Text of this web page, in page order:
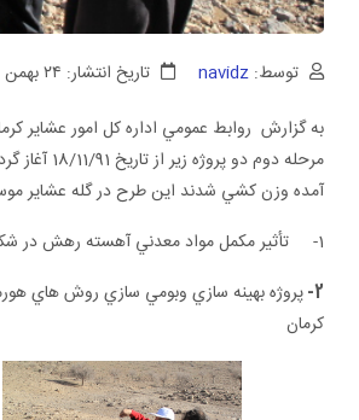
توسط: navidz تاریخ انتشار: ۲۴ بهمن
به گزارش روابط عمومي اداره كل امور عشاير
مرحله
آمده وزن كشي شدند اين طرح در گله عشاير
1- تأثير مكمل مواد معدني آهسته رهش در شکمبه جهت بازده توليد مثل گله هاي گوسفند وبز عشاير كرمان
2- پروژه بهينه سازي وبومي سازي روش هاي
كرمان